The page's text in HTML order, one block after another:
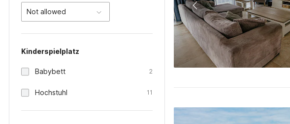
Not allowed
Kinderspielplatz
Babybett 2
Hochstuhl 11